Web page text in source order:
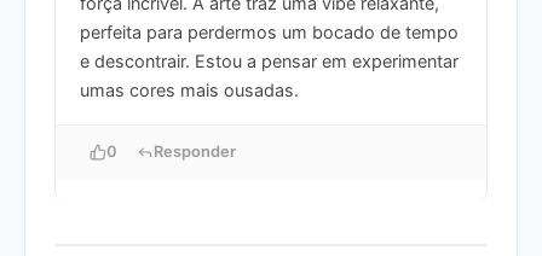
perfeita para perdermos um bocado de tempo
e descontrair. Estou a pensar em experimentar
umas cores mais ousadas.
0 Responder